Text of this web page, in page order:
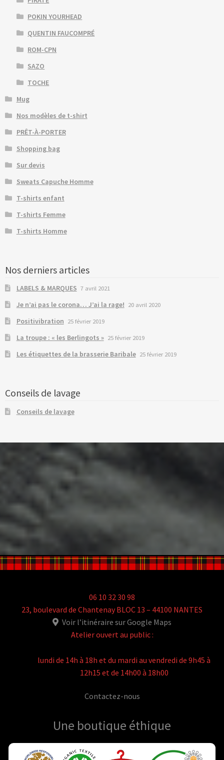
POKIN YOURHEAD
QUENTIN FAUCOMPRÉ
ROM-CPN
SAZO
TOCHE
Mug
Nos modèles de t-shirt
PRÊT-À-PORTER
Shopping bag
Sur devis
Sweats Capuche Homme
T-shirts enfant
T-shirts Femme
T-shirts Homme
Nos derniers articles
LABELS & MARQUES 7 avril 2021
Je n’ai pas le corona… J’ai la rage! 20 avril 2020
Positivibration 25 février 2019
La troupe : « les Berlingots » 25 février 2019
Les étiquettes de la brasserie Baribale 25 février 2019
Conseils de lavage
Conseils de lavage
06 10 32 30 98
23, boulevard de Chantenay BLOC 13 – 44100 NANTES
Voir l’itinéraire sur Google Maps
Atelier ouvert au public :
lundi de 14h à 18h et du mardi au vendredi de 9h45 à
12h15 et de 14h00 à 18h00
Contactez-nous
Une boutique éthique